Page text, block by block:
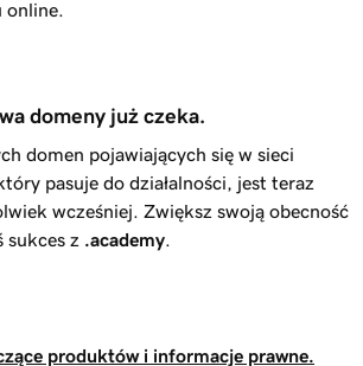
domeny już czeka.
domen pojawiających się w sieci
pasuje do działalności, jest teraz
wcześniej. Zwiększ swoją obecność
sukces z .academy
produktów i informacje prawne.